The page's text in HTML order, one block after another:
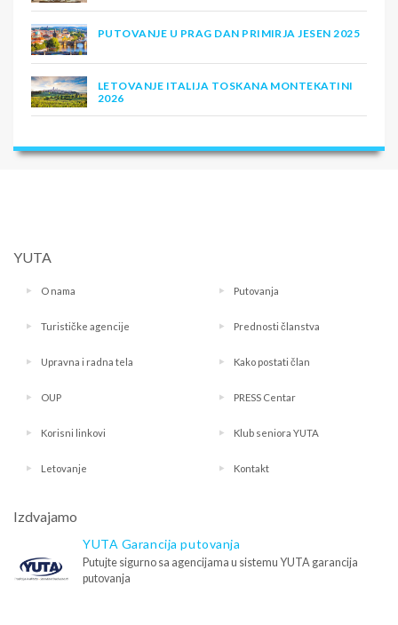
PUTOVANJE U PRAG DAN PRIMIRJA JESEN 2025
LETOVANJE ITALIJA TOSKANA MONTEKATINI
2026
YUTA
O nama Putovanja
Turističke agencije Prednosti članstva
Upravna i radna tela Kako postati član
OUP PRESS Centar
Korisni linkovi Klub seniora YUTA
Letovanje Kontakt
Izdvajamo
YUTA Garancija putovanja
Putujte sigurno sa agencijama u sistemu YUTA garancija
putovanja